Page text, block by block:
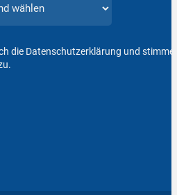
die Datenschutzerklärung und